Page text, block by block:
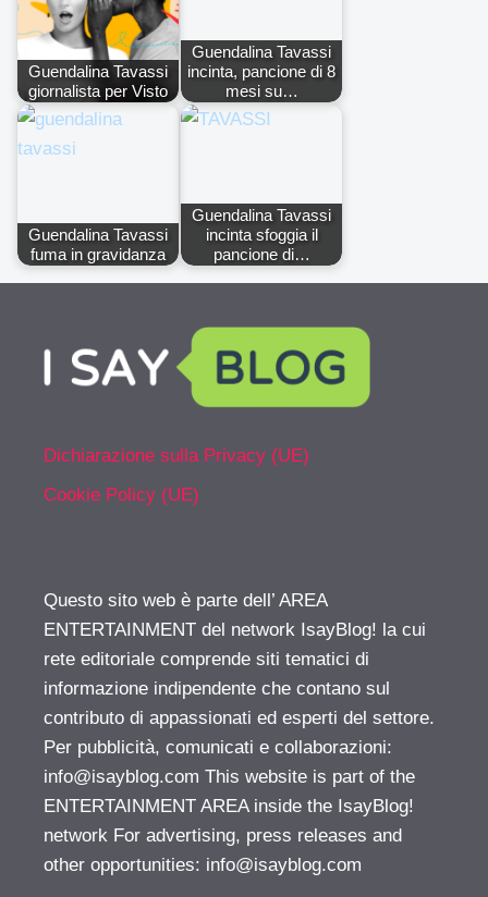
Guendalina Tavassi
giornalista per Visto
Guendalina Tavassi
incinta, pancione di 8
mesi su…
Guendalina Tavassi
fuma in gravidanza
Guendalina Tavassi
incinta sfoggia il
pancione di…
Dichiarazione sulla Privacy (UE)
Cookie Policy (UE)
Questo sito web è parte dell’ AREA
ENTERTAINMENT del network IsayBlog! la cui
rete editoriale comprende siti tematici di
informazione indipendente che contano sul
contributo di appassionati ed esperti del settore.
Per pubblicità, comunicati e collaborazioni:
info@isayblog.com This website is part of the
ENTERTAINMENT AREA inside the IsayBlog!
network For advertising, press releases and
other opportunities: info@isayblog.com